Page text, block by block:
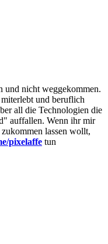
und nicht weggekommen.
und beruflich
all die Technologien die
auffallen. Wenn ihr mir
lassen wollt,
pixelaffe tun